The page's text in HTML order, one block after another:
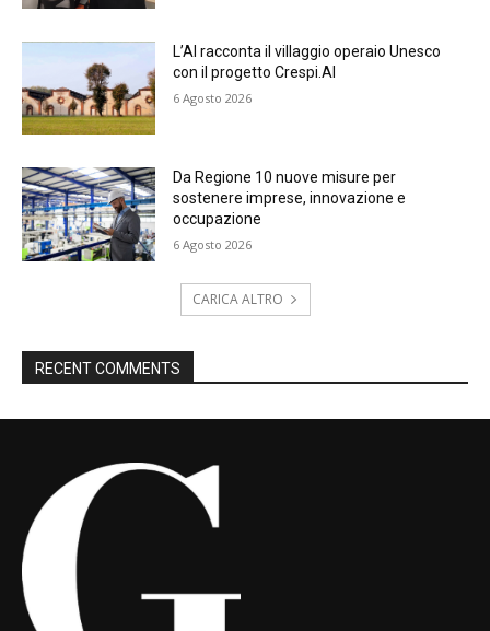
L’AI racconta il villaggio operaio Unesco
con il progetto Crespi.AI
6 Agosto 2026
Da Regione 10 nuove misure per
sostenere imprese, innovazione e
occupazione
6 Agosto 2026
CARICA ALTRO
RECENT COMMENTS